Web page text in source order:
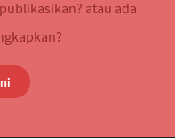
atau ada